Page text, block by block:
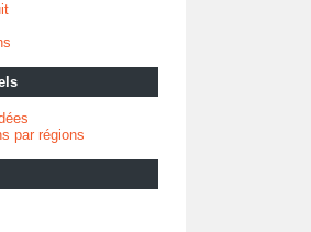
par régions